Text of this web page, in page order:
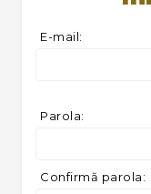
E-mail:
Parola:
Confirmă parola: